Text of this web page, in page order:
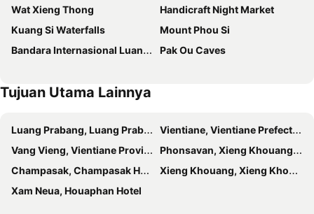
Wat Xieng Thong
Handicraft Night Market
Kuang Si Waterfalls
Mount Phou Si
Bandara Internasional Luang Prabang
Pak Ou Caves
Tujuan Utama Lainnya
Luang Prabang, Luang Prabang Hotel
Vientiane, Vientiane Prefecture Hotel
Vang Vieng, Vientiane Province Hotel
Phonsavan, Xieng Khouang Hotel
Champasak, Champasak Hotel
Xieng Khouang, Xieng Khouang Hotel
Xam Neua, Houaphan Hotel